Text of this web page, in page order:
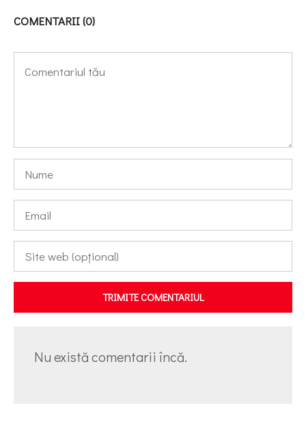
COMENTARII (0)
TRIMITE COMENTARIUL
Nu există comentarii încă.